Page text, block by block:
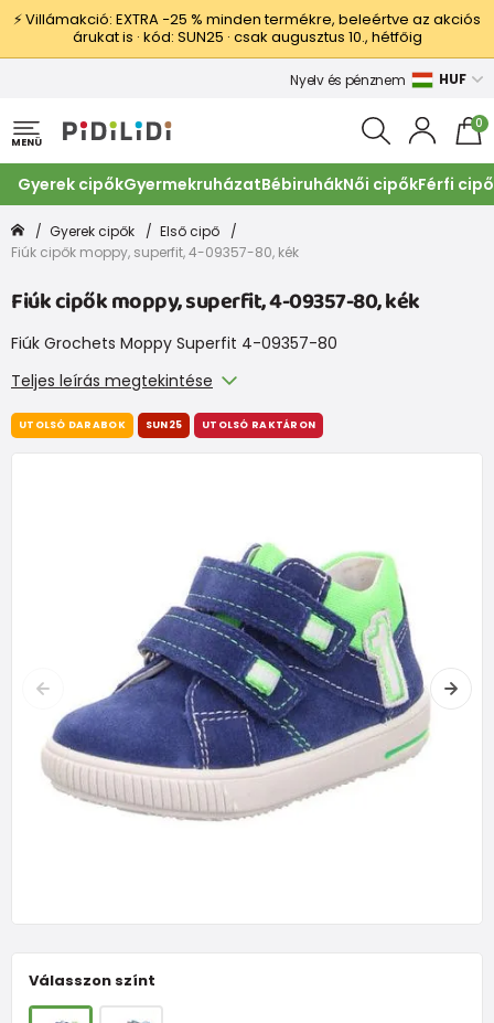
⚡ Villámakció: EXTRA −25 % minden termékre, beleértve az akciós
árukat is · kód: SUN25 · csak augusztus 10., hétfőig
Nyelv és pénznem HUF
MENÜ
0
Gyerek cipőkGyermekruházatBébiruhákNői cipőkFérfi
Gyerek cipők
Első cipő
Fiúk cipők moppy, superfit, 4-09357-80, kék
Fiúk cipők moppy, superfit, 4-09357-80, kék
Fiúk Grochets Moppy Superfit 4-09357-80
Teljes leírás megtekintése
Válasszon színt
UTOLSÓ DARABOK SUN25 UTOLSÓ RAKTÁRON